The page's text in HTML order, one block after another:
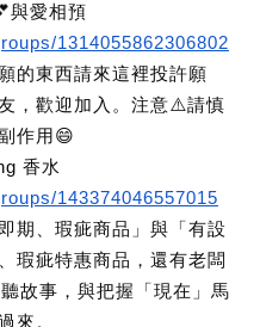
與愛相預
1314055862306802
的東西請來這裡投許願
，歡迎加入。注意⚠️請慎
作用😄
香水
143374046557015
期、瑕疵商品」與「有設
瑕疵特惠商品，還有老闆
故事，與把握「現在」馬
來。